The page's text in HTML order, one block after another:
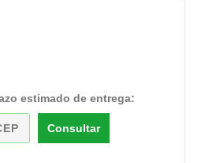
estimado de entrega:
Consultar